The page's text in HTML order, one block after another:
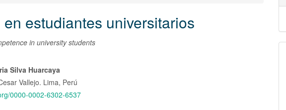
estudiantes universitarios
in university students
Silva Huarcaya
Vallejo. Lima, Perú
0000-0002-6302-6537